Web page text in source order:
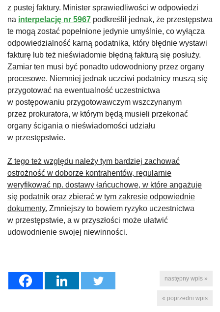
z pustej faktury. Minister sprawiedliwości w odpowiedzi
na interpelację nr 5967 podkreślił jednak, że przestępstwa
te mogą zostać popełnione jedynie umyślnie, co wyłącza
odpowiedzialność karną podatnika, który błędnie wystawi
fakturę lub też nieświadomie błędną fakturą się posłuży.
Zamiar ten musi być ponadto udowodniony przez organy
procesowe. Niemniej jednak uczciwi podatnicy muszą się
przygotować na ewentualność uczestnictwa
w postępowaniu przygotowawczym wszczynanym
przez prokuratora, w którym będą musieli przekonać
organy ścigania o nieświadomości udziału
w przestępstwie.
Z tego też względu należy tym bardziej zachować
ostrożność w doborze kontrahentów, regularnie
weryfikować np. dostawy łańcuchowe, w które angażuje
się podatnik oraz zbierać w tym zakresie odpowiednie
dokumenty. Zmniejszy to bowiem ryzyko uczestnictwa
w przestępstwie, a w przyszłości może ułatwić
udowodnienie swojej niewinności.
następny wpis »
« poprzedni wpis